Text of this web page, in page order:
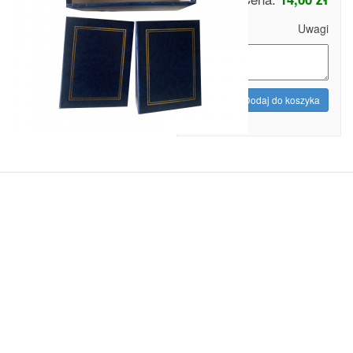
Uwagi
Dodaj do koszyka